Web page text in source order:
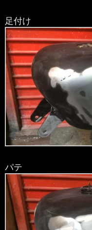
足付け
パテ